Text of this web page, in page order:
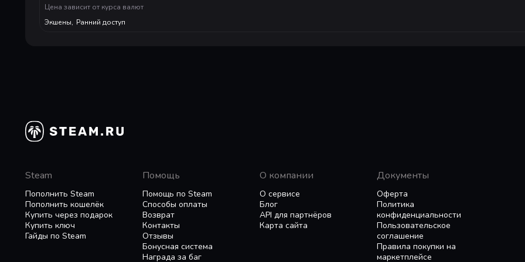
Цена зависит от курса валют
Экшены, Ранний доступ
Steam
Пополнить Steam
Пополнить кошелёк
Купить через подарок
Купить ключ
Гайды по Steam
Помощь
Помощь по Steam
Способы оплаты
Возврат
Контакты
Отзывы
Бонусная система
Награда за баг
О компании
О сервисе
Блог
API для партнёров
Карта сайта
Документы
Оферта
Политика
конфиденциальности
Пользовательское
соглашение
Правила покупки на
маркетплейсе